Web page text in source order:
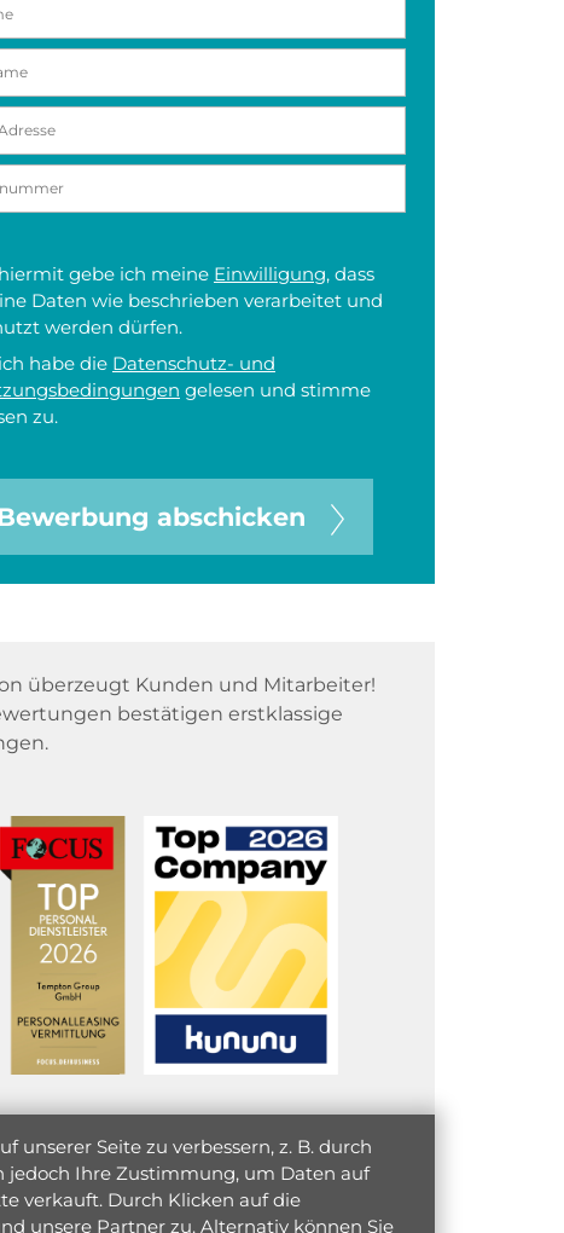
gebe ich meine Einwilligung, dass
Daten wie beschrieben verarbeitet und
werden dürfen.
habe die Datenschutz- und
gelesen und stimme
zu.
abschicken
überzeugt Kunden und Mitarbeiter!
bestätigen erstklassige
Seite zu verbessern, z. B. durch
jedoch Ihre Zustimmung, um Daten auf
verkauft. Durch Klicken auf die
unsere Partner zu. Alternativ können Sie